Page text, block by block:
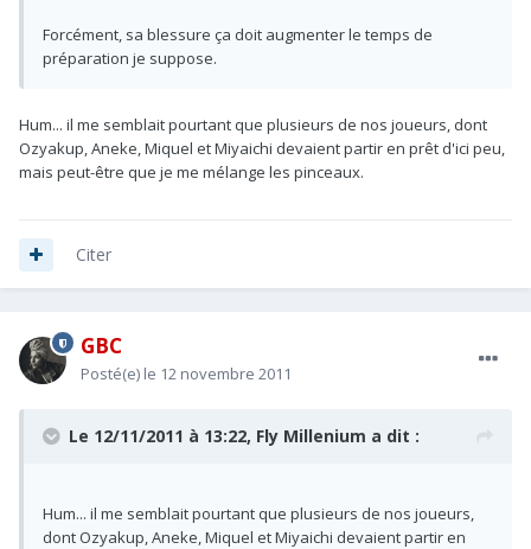
Forcément, sa blessure ça doit augmenter le temps de
préparation je suppose.
Hum... il me semblait pourtant que plusieurs de nos joueurs, dont
Ozyakup, Aneke, Miquel et Miyaichi devaient partir en prêt d'ici peu,
mais peut-être que je me mélange les pinceaux.
Citer
GBC
Posté(e) le 12 novembre 2011
Le 12/11/2011 à 13:22, Fly Millenium a dit :
Hum... il me semblait pourtant que plusieurs de nos joueurs,
dont Ozyakup, Aneke, Miquel et Miyaichi devaient partir en